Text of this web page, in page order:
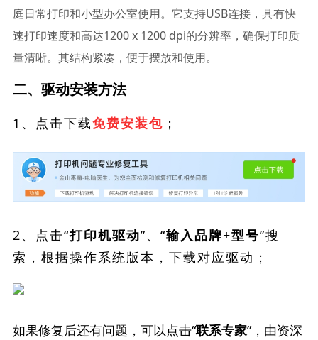
庭日常打印和小型办公室使用。它支持USB连接，具有快
速打印速度和高达1200 x 1200 dpi的分辨率，确保打印质
量清晰。其结构紧凑，便于摆放和使用。
二、驱动安装方法
1、点击下载免费安装包 ；
2、点击“打印机驱动”、“输入品牌+型号”搜
索，根据操作系统版本，下载对应驱动；
如果修复后还有问题，可以点击“联系专家”，由资深